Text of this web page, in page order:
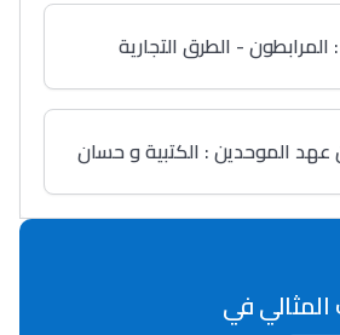
المرابطون - الطرق التجارية
عهد الموحدين : الكتبية و حسان
في